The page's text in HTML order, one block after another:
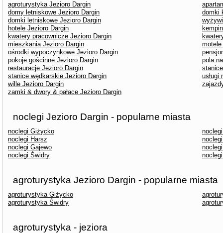
agroturystyka Jezioro Dargin
domy letniskowe Jezioro Dargin
domki
domki letniskowe Jezioro Dargin
hotele Jezioro Dargin
kwatery pracownicze Jezioro Dargin
mieszkania Jezioro Dargin
motele
ośrodki wypoczynkowe Jezioro Dargin
pokoje gościnne Jezioro Dargin
pola
restauracje Jezioro Dargin
stanice wędkarskie Jezioro Dargin
usługi
wille Jezioro Dargin
zamki & dwory & pałace Jezioro Dargin
noclegi Jezioro Dargin - popularne miasta
noclegi Giżycko
noclegi Harsz
noclegi Gajewo
noclegi Świdry
agroturystyka Jezioro Dargin - popularne miasta
agroturystyka Giżycko
agroturystyka Świdry
agroturystyka - jeziora